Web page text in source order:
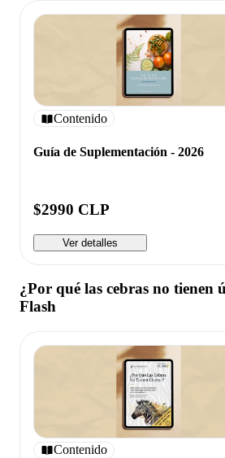
Contenido
Guía de Suplementación - 2026
$2990 CLP
Ver detalles
¿Por qué las cebras no tienen
Flash
Contenido